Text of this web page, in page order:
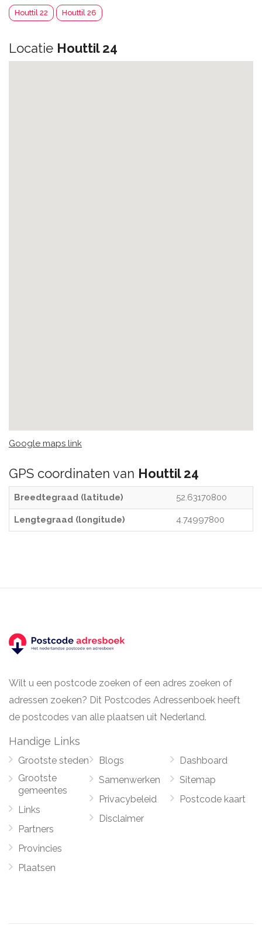
Houttil 22 Houttil 26
Locatie Houttil 24
Google maps link
GPS coordinaten van Houttil 24
Breedtegraad (latitude) 52.63170800
Lengtegraad (longitude) 4.74997800
Wilt u een postcode zoeken of een adres zoeken of
adressen zoeken? Dit Postcodes Adressenboek heeft
de postcodes van alle plaatsen uit Nederland.
Handige Links
Grootste steden
Grootste
gemeentes
Links
Partners
Provincies
Plaatsen
Blogs
Samenwerken
Privacybeleid
Disclaimer
Dashboard
Sitemap
Postcode kaart